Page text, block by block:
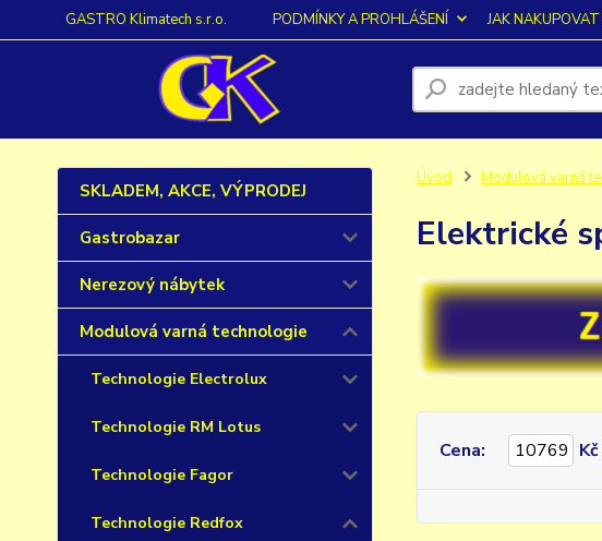
GASTRO Klimatech s.r.o. PODMÍNKY A PROHLÁŠENÍ JAK NAKUPOVAT
SKLADEM, AKCE, VÝPRODEJ
Gastrobazar
Nerezový nábytek
Modulová varná technologie
Technologie Electrolux
Technologie RM Lotus
Technologie Fagor
Technologie Redfox
Úvod Modulová varná
Elektrické
Cena: Kč